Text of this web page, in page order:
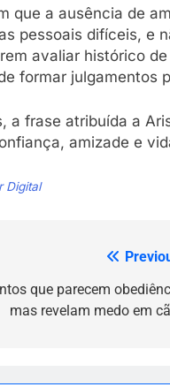
que a ausência de
pessoais difíceis, e
avaliar histórico
formar julgamentos
a frase atribuída a
amizade e
Digital
que parecem
mas revelam medo em